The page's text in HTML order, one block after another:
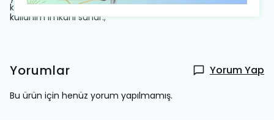
kalıp ile vücut hatlarınıza uyum sağlayarak rahat bir
kullanım imkanı sunar.;
Yorumlar Yorum Yap
Bu ürün için henüz yorum yapılmamış.